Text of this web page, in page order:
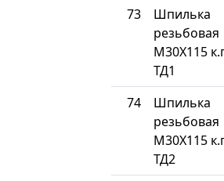
73
Шпилька
резьбовая
М30Х115
ТД1
74
Шпилька
резьбовая
М30Х115
ТД2